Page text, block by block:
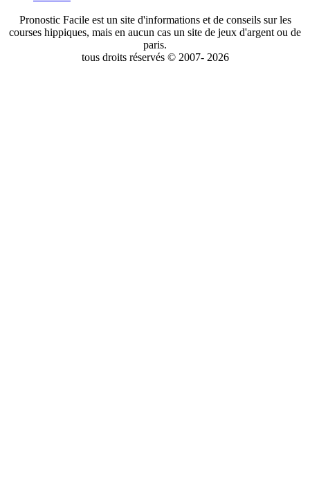
Pronostic Facile est un site d'informations et de conseils sur les
courses hippiques, mais en aucun cas un site de jeux d'argent ou de
paris.
tous droits réservés © 2007- 2026